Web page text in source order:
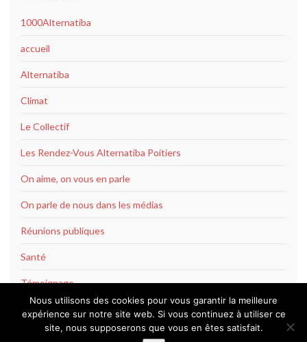
1000Alternatiba
accueil
Alternatiba
Climat
Le Collectif
Les Rendez-Vous Alternatiba Poitiers
On aime, on vous en parle
On parle de nous dans les médias
Réunions publiques
Santé
Témoignage
Nous utilisons des cookies pour vous garantir la meilleure
expérience sur notre site web. Si vous continuez à utiliser ce
site, nous supposerons que vous en êtes satisfait.